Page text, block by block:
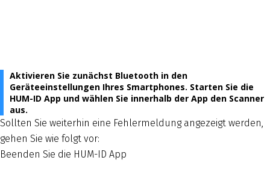
Aktivieren Sie zunächst Bluetooth in den
Geräteeinstellungen Ihres Smartphones. Starten Sie die
HUM-ID App und wählen Sie innerhalb der App den Scanner
aus.
Sollten Sie weiterhin eine Fehlermeldung angezeigt werden,
gehen Sie wie folgt vor:
Beenden Sie die HUM-ID App